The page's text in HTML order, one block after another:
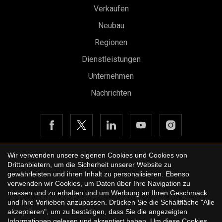
Verkaufen
Neubau
Regionen
Dienstleistungen
Unternehmen
Nachrichten
Copyright © 2026 Urbane International Real Estate
Rechtshinweis der Website
Datenschutzbestimmungen
Cookie-Richtlinie
Wir verwenden unsere eigenen Cookies und Cookies von
Drittanbietern, um die Sicherheit unserer Website zu
gewährleisten und ihren Inhalt zu personalisieren. Ebenso
verwenden wir Cookies, um Daten über Ihre Navigation zu
messen und zu erhalten und um Werbung an Ihren Geschmack
und Ihre Vorlieben anzupassen. Drücken Sie die Schaltfläche "Alle
akzeptieren", um zu bestätigen, dass Sie die angezeigten
Konfiguration speichern